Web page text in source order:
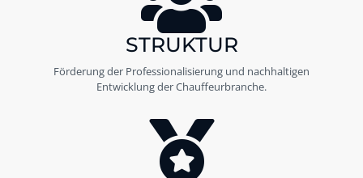
STRUKTUR
Förderung der Professionalisierung und nachhaltigen
Entwicklung der Chauffeurbranche.